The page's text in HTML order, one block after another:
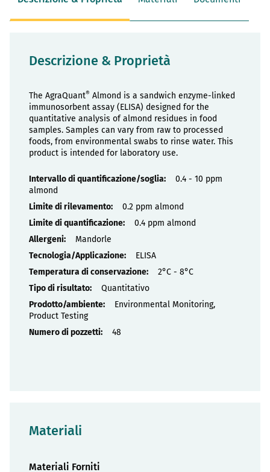
Descrizione & Proprietà
The AgraQuant® Almond is a sandwich enzyme-linked
immunosorbent assay (ELISA) designed for the
quantitative analysis of almond residues in food
samples. Samples can vary from raw to processed
foods, from environmental swabs to rinse water. This
product is intended for laboratory use.
Proprietà
0.4 - 10 ppm
almond
0.2 ppm almond
0.4 ppm almond
Mandorle
ELISA
2°C - 8°C
Quantitativo
Environmental Monitoring,
Product Testing
48
Materiali
Materiali Forniti